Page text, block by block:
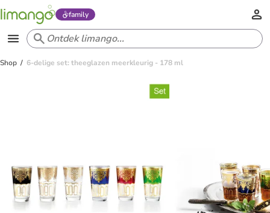
family
Shop 6-delige set: theeglazen meerkleurig - 178 ml